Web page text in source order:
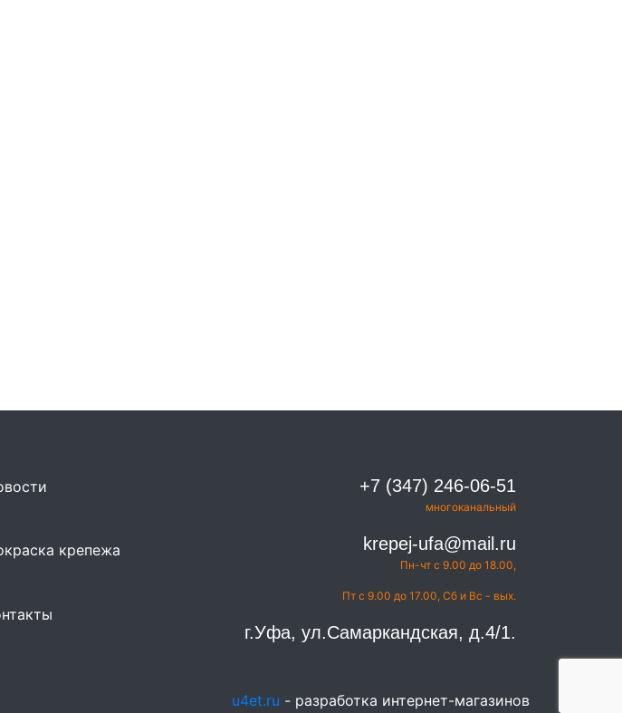
крепежа
+7 (347) 246-06-51
многоканальный
krepej-ufa@mail.ru
Пн-чт с 9.00 до 18.00,
Пт с 9.00 до 17.00, Сб и Вс - вых.
г.Уфа, ул.Самаркандская, д.4/1.
u4et.ru - разработка интернет-магазинов